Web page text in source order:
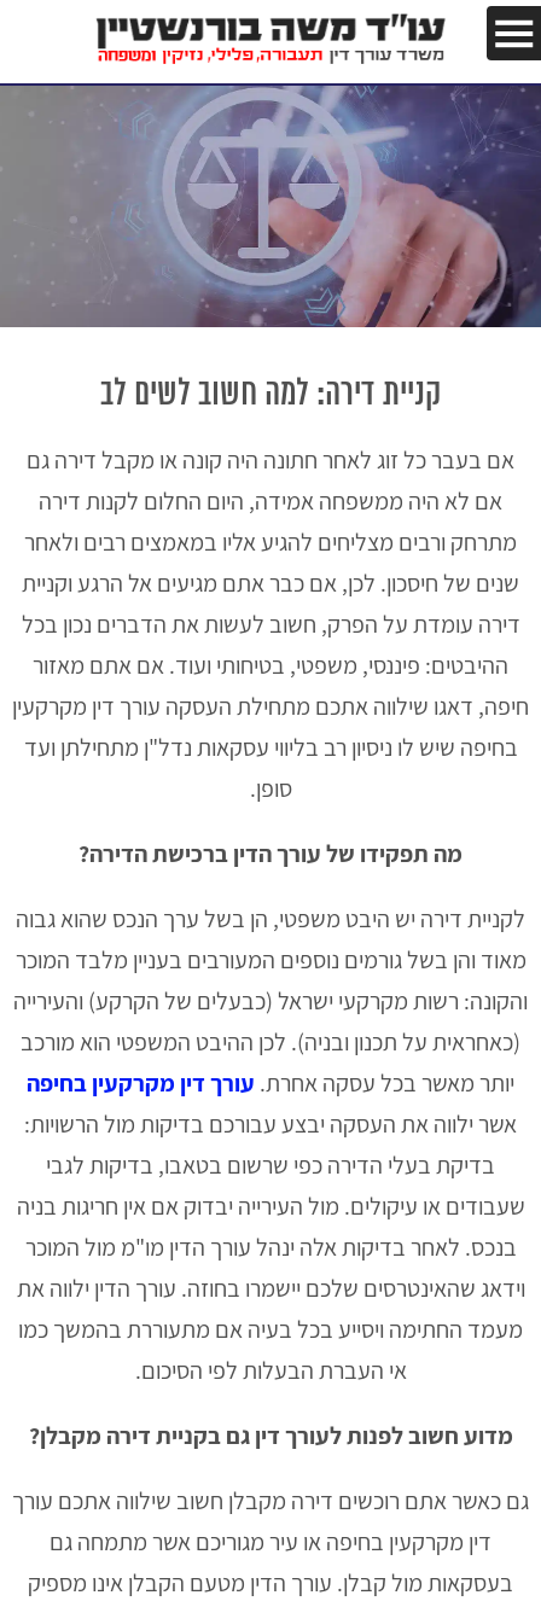
קניית דירה: למה חשוב לשים לב
אם בעבר כל זוג לאחר חתונה היה קונה או מקבל דירה גם
אם לא היה ממשפחה אמידה, היום החלום לקנות דירה
מתרחק ורבים מצליחים להגיע אליו במאמצים רבים ולאחר
שנים של חיסכון. לכן, אם כבר אתם מגיעים אל הרגע וקניית
דירה עומדת על הפרק, חשוב לעשות את הדברים נכון בכל
ההיבטים: פיננסי, משפטי, בטיחותי ועוד. אם אתם מאזור
חיפה, דאגו שילווה אתכם מתחילת העסקה עורך דין מקרקעין
בחיפה שיש לו ניסיון רב בליווי עסקאות נדל"ן מתחילתן ועד
סופן.
מה תפקידו של עורך הדין ברכישת הדירה?
לקניית דירה יש היבט משפטי, הן בשל ערך הנכס שהוא גבוה
מאוד והן בשל גורמים נוספים המעורבים בעניין מלבד המוכר
והקונה: רשות מקרקעי ישראל (כבעלים של הקרקע) והעירייה
(כאחראית על תכנון ובניה). לכן ההיבט המשפטי הוא מורכב
יותר מאשר בכל עסקה אחרת. עורך דין מקרקעין בחיפה
אשר ילווה את העסקה יבצע עבורכם בדיקות מול הרשויות:
בדיקת בעלי הדירה כפי שרשום בטאבו, בדיקות לגבי
שעבודים או עיקולים. מול העירייה יבדוק אם אין חריגות בניה
בנכס. לאחר בדיקות אלה ינהל עורך הדין מו"מ מול המוכר
וידאג שהאינטרסים שלכם יישמרו בחוזה. עורך הדין ילווה את
מעמד החתימה ויסייע בכל בעיה אם מתעוררת בהמשך כמו
אי העברת הבעלות לפי הסיכום.
מדוע חשוב לפנות לעורך דין גם בקניית דירה מקבלן?
גם כאשר אתם רוכשים דירה מקבלן חשוב שילווה אתכם עורך
דין מקרקעין בחיפה או עיר מגוריכם אשר מתמחה גם
בעסקאות מול קבלן. עורך הדין מטעם הקבלן אינו מספיק